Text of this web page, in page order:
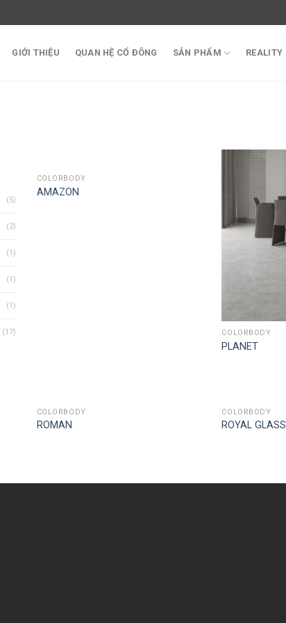
GIỚI THIỆU QUAN HỆ CỔ ĐÔNG SẢN PHẨM REALITY
(5)
(2)
(1)
(1)
(1)
(17)
COLORBODY
AMAZON
COLORBODY
PLANET
COLORBODY
ROMAN
COLORBODY
ROYAL GLASS